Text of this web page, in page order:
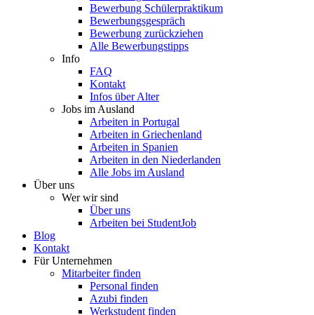
Bewerbung Schülerpraktikum
Bewerbungsgespräch
Bewerbung zurückziehen
Alle Bewerbungstipps
Info
FAQ
Kontakt
Infos über Alter
Jobs im Ausland
Arbeiten in Portugal
Arbeiten in Griechenland
Arbeiten in Spanien
Arbeiten in den Niederlanden
Alle Jobs im Ausland
Über uns
Wer wir sind
Über uns
Arbeiten bei StudentJob
Blog
Kontakt
Für Unternehmen
Mitarbeiter finden
Personal finden
Azubi finden
Werkstudent finden